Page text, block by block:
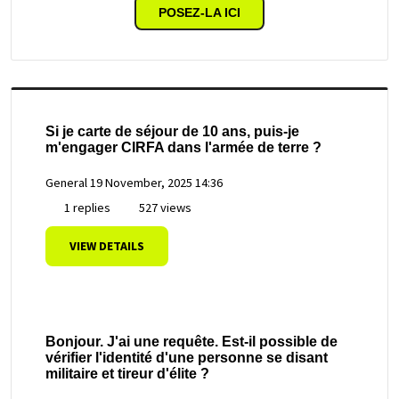
POSEZ-LA ICI
Si je carte de séjour de 10 ans, puis-je
m'engager CIRFA dans l'armée de terre ?
General19 November, 2025 14:36
1 replies
527 views
VIEW DETAILS
Bonjour. J'ai une requête. Est-il possible de
vérifier l'identité d'une personne se disant
militaire et tireur d'élite ?